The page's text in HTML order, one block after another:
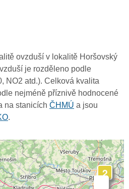
ovzduší v lokalitě Horšovský
je rozděleno podle
NO2 atd.). Celková kvalita
nejméně příznivě hodnocené
na stanicích ČHMÚ a jsou
.
2